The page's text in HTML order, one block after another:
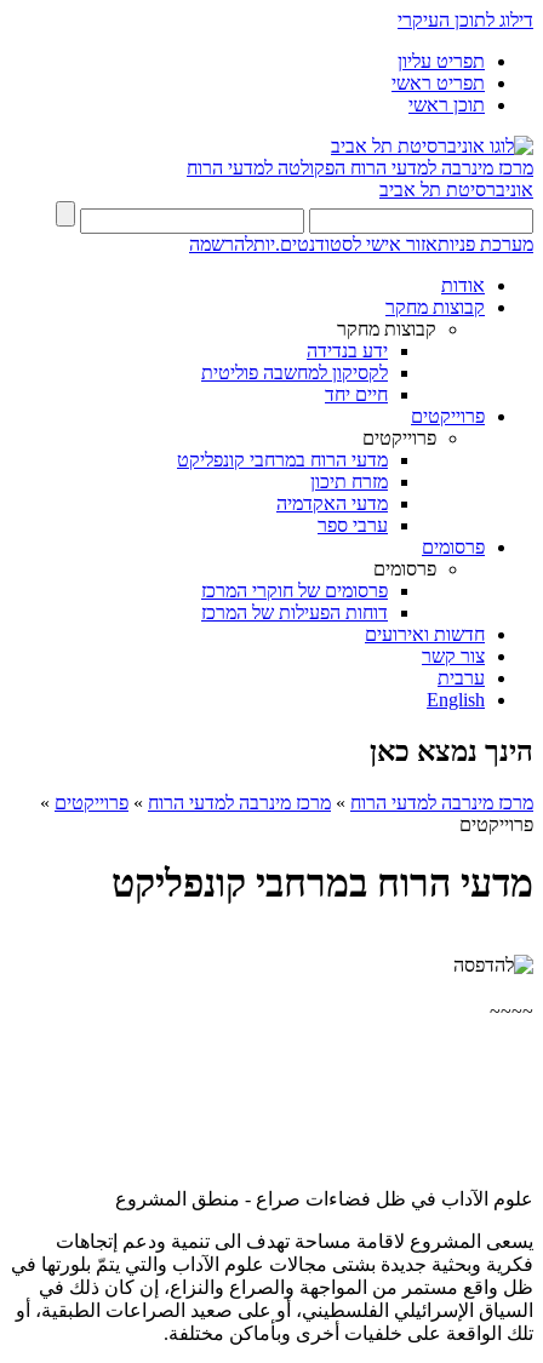
דילוג לתוכן העיקרי
תפריט עליון
תפריט ראשי
תוכן ראשי
מרכז מינרבה למדעי הרוח הפקולטה למדעי הרוח
אוניברסיטת תל אביב
מערכת פניותאזור אישי לסטודנטים.יותלהרשמה
אודות
קבוצות מחקר
קבוצות מחקר
ידע בנדידה
לקסיקון למחשבה פוליטית
חיים יחד
פרוייקטים
פרוייקטים
מדעי הרוח במרחבי קונפליקט
מזרח תיכון
מדעי האקדמיה
ערבי ספר
פרסומים
פרסומים
פרסומים של חוקרי המרכז
דוחות הפעילות של המרכז
חדשות ואירועים
צור קשר
ערבית
English
הינך נמצא כאן
מרכז מינרבה למדעי הרוח » מרכז מינרבה למדעי הרוח » פרוייקטים »
פרוייקטים
מדעי הרוח במרחבי קונפליקט
~~~~
علوم الآداب في ظل فضاءات صراع - منطق المشروع
يسعى المشروع لاقامة مساحة تهدف الى تنمية ودعم إتجاهات
فكرية وبحثية جديدة بشتى مجالات علوم الآداب والتي يتمّ بلورتها في
ظل واقع مستمر من المواجهة والصراع والنزاع، إن كان ذلك في
السياق الإسرائيلي الفلسطيني، أو على صعيد الصراعات الطبقية، أو
تلك الواقعة على خلفيات أخرى وبأماكن مختلفة.